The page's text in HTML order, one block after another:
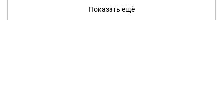
Показать ещё